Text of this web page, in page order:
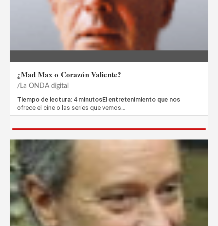
¿Mad Max o Corazón Valiente?
La ONDA digital
Tiempo de lectura: 4 minutosEl entretenimiento que nos
ofrece el cine o las series que vemos…